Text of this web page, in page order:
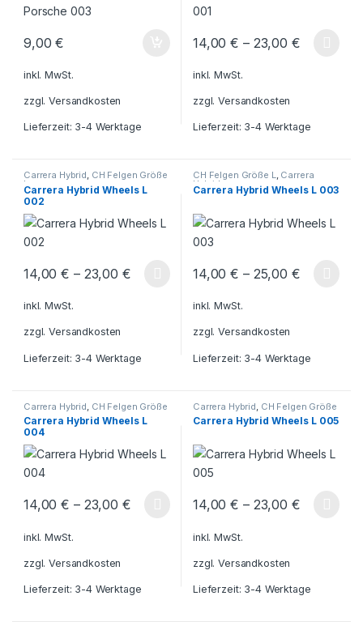
9,00€
inkl. MwSt.
zzgl.Versandkosten
Lieferzeit: 3-4 Werktage
14,00€ – 23,00 €
Dieses Produkt weist mehrere
inkl. MwSt.
zzgl.Versandkosten
Lieferzeit: 3-4 Werktage
Carrera Hybrid, CH Felgen Größe
L
Carrera Hybrid Wheels L
002
14,00€ – 23,00 €
Dieses Produkt weist mehrere Varianten auf. Die Optionen
inkl. MwSt.
zzgl.Versandkosten
Lieferzeit: 3-4 Werktage
CH Felgen Größe L, Carrera
Hybrid
Carrera Hybrid Wheels L 003
14,00€ – 25,00 €
Dieses Produkt weist mehrere
inkl. MwSt.
zzgl.Versandkosten
Lieferzeit: 3-4 Werktage
Carrera Hybrid CH Felgen Größe
L
Carrera Hybrid Wheels L
004
14,00€ – 23,00 €
Dieses Produkt weist mehrere Varianten auf. Die Optionen
inkl. MwSt.
zzgl.Versandkosten
Lieferzeit: 3-4 Werktage
Carrera Hybrid CH Felgen Größe
L
Carrera Hybrid Wheels L 005
14,00€ – 23,00 €
Dieses Produkt weist mehrere
inkl. MwSt.
zzgl.Versandkosten
Lieferzeit: 3-4 Werktage